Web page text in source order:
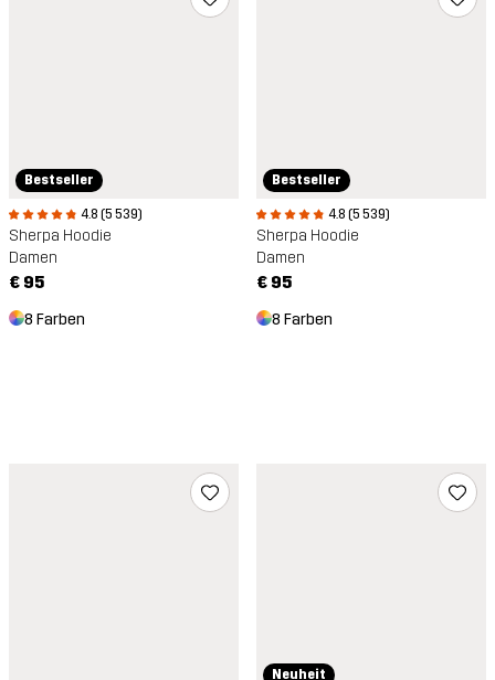
Bestseller
4.8 (5 539)
Sherpa Hoodie
Damen
€ 95
8 Farben
Bestseller
4.8 (5 539)
Sherpa Hoodie
Damen
€ 95
8 Farben
Neuheit